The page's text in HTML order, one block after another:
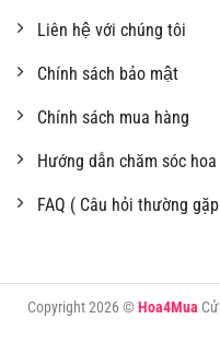
Liên hệ với chúng tôi
Chính sách bảo mật
Chính sách mua hàng
Hướng dẫn chăm sóc hoa
FAQ ( Câu hỏi thường
Copyright 2026 ©Hoa4Mua